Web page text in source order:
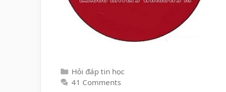
Categories
Hỏi đáp tin học
41 Comments